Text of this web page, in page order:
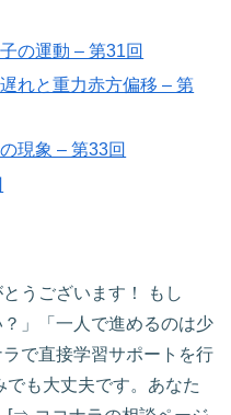
の運動 – 第31回
れと重力赤方偏移 – 第
現象 – 第33回
うございます！ もし
」「一人で進めるのは少
で直接学習サポートを行
でも大丈夫です。あなた